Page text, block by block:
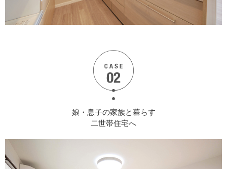
娘・息子の家族と暮らす
二世帯住宅へ